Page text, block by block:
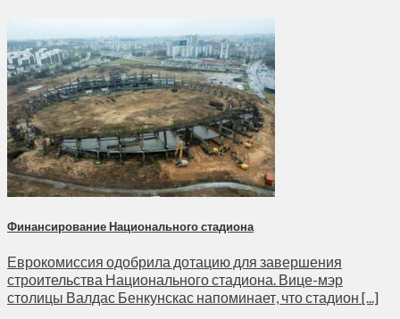
Финансирование Национального стадиона
Еврокомиссия одобрила дотацию для завершения
строительства Национального стадиона. Вице-мэр
столицы Валдас Бенкунскас напоминает, что стадион [...]